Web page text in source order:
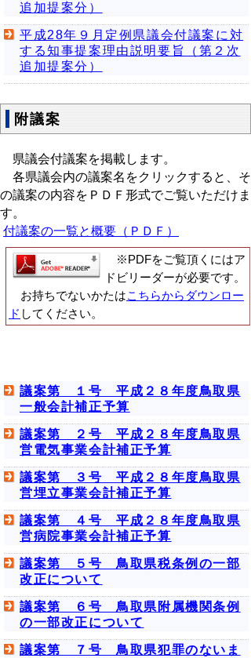
追加提案分）
平成28年９月定例県議会付議案に対
する知事提案理由説明要旨（第２次
追加提案分）
附議案
県議会付議案を掲載します。
各県議会内の議案名をクリックすると、そ
の議案の内容をＰＤＦ形式でご覧いただけま
す。
付議案の一覧と概要（ＰＤＦ）
※PDFをご覧頂くにはア
ドビリーダーが必要です。
お持ちでないかたはこちらからダウンロー
ド してください。
議案第 １号 平成２８年度鳥取県
一般会計補正予算
議案第 ２号 平成２８年度鳥取県
営電気事業会計補正予算
議案第 ３号 平成２８年度鳥取県
営埋立事業会計補正予算
議案第 ４号 平成２８年度鳥取県
営病院事業会計補正予算
議案第 ５号 鳥取県税条例の一部
改正について
議案第 ６号 鳥取県附属機関条例
の一部改正について
議案第 ７号 鳥取県犯罪のないま